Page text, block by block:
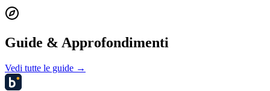
Guide & Approfondimenti
Vedi tutte le guide →